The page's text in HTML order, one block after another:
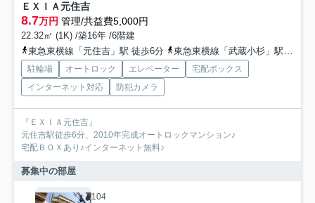
ＥＸＩＡ元住吉
8.7万円 管理/共益費5,000円
22.32㎡ (1K) /築16年 /6階建
東急東横線「元住吉」駅 徒歩6分
東急東横線「武蔵小杉」駅 徒歩19分
駐輪場 オートロック エレベーター
宅配ボックス
インターネット対応
防犯カメラ
『ＥＸＩＡ元住吉』
元住吉駅徒歩6分、2010年完成オートロックマンション♪
宅配ＢＯＸあり♪インターネット無料♪
募集中の部屋
104